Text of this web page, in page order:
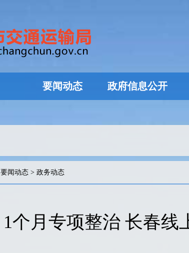
要闻动态 政府信息公开
要闻动态 > 政务动态
1个月专项整治 长春线